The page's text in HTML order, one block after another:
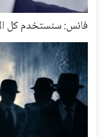
فانس: سنستخدم كل